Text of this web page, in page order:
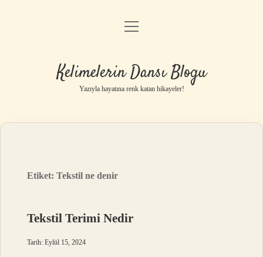
Anasayfa
Yasal Uyarı
menüyü
Kelimelerin Dansı Blogu
Yazıyla hayatına renk katan hikayeler!
Etiket:Tekstil ne denir
Tekstil Terimi Nedir
Tarih: Eylül 15, 2024